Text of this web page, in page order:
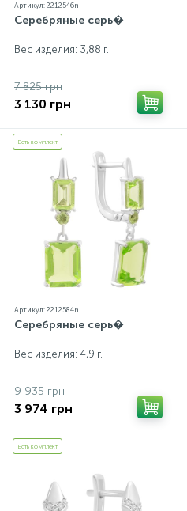
Артикул: 2212546n
Серебряные серь�
Вес изделия: 3,88 г.
7 825 грн
3 130 грн
Есть комплект
Артикул: 2212584n
Серебряные серь�
Вес изделия: 4,9 г.
9 935 грн
3 974 грн
Есть комплект